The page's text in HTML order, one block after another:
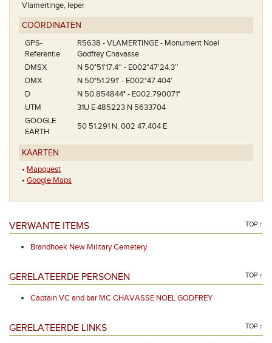
Vlamertinge, Ieper
COÖRDINATEN
GPS-
Referentie
R5638 - VLAMERTINGE - Monument Noel
Godfrey Chavasse
DMSX
N 50°51'17.4'' - E002°47'24.3''
DMX
N 50°51.291' - E002°47.404'
D
N 50.854844° - E002.790071°
UTM
31U E 485223 N 5633704
GOOGLE
EARTH
50 51.291 N, 002 47.404 E
KAARTEN
• Mapquest
• Google Maps
VERWANTE ITEMS TOP ↑
Brandhoek New Military Cemetery
GERELATEERDE PERSONEN TOP ↑
Captain VC and bar MC CHAVASSE NOEL GODFREY
GERELATEERDE LINKS TOP ↑